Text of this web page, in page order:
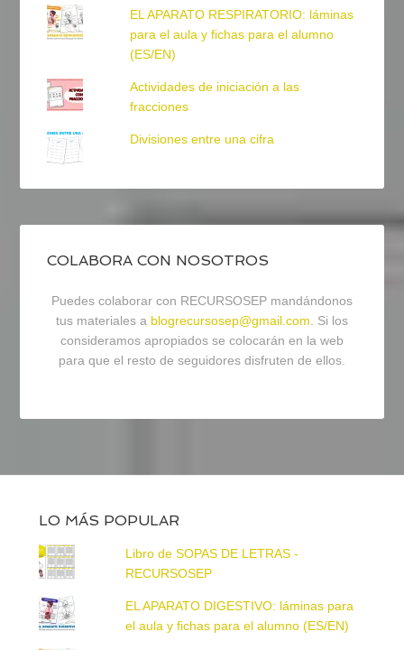
EL APARATO RESPIRATORIO: láminas
para el aula y fichas para el alumno
(ES/EN)
Actividades de iniciación a las
fracciones
Divisiones entre una cifra
COLABORA CON NOSOTROS
Puedes colaborar con RECURSOSEP mandándonos
tus materiales a blogrecursosep@gmail.com . Si los
consideramos apropiados se colocarán en la web
para que el resto de seguidores disfruten de ellos.
LO MÁS POPULAR
Libro de SOPAS DE LETRAS -
RECURSOSEP
EL APARATO DIGESTIVO: láminas para
el aula y fichas para el alumno (ES/EN)